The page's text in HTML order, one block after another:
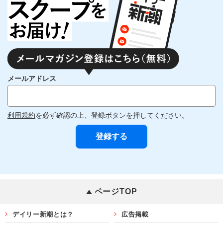
メールアドレス
利用規約を必ず確認の上、登録ボタンを押してください。
ページTOP
デイリー新潮とは？ 広告掲載